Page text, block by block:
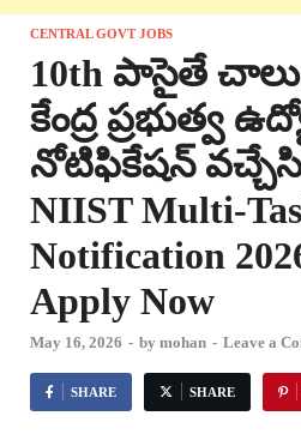
CENTRAL GOVT JOBS
10th పాసైతే
కేంద్ర ప్రభుత్వ
నోటిఫికేషన్
NIIST Multi-
Notification
Apply Now
May 16, 2026 - by mohan - Leave a
SHARE SHARE